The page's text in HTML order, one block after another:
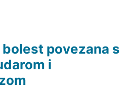
povezana s
i